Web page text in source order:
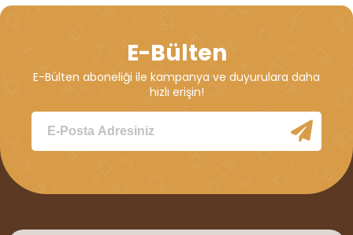
E-Bülten
E-Bülten aboneliği ile kampanya ve duyurulara daha
hızlı erişin!